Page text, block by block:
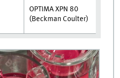
OPTIMA XPN 80
(Beckman Coulter)